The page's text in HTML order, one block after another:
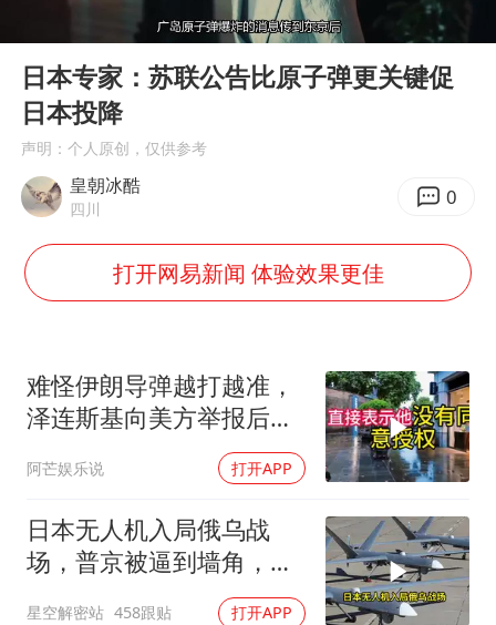
周末打虎 宋致远被查
刘浩存百花奖开幕式红裙起舞
女子网购名牌包发现是自己丢的那只
女儿为争财产堵门阻挠父亲出殡
万岁山接盘烂尾恒大文旅城
多个明星演唱会取消
习近平心系体育强国建设
Play
10:00
日本专家：苏联公告比原子弹更关键促
日本投降
声明：个人原创，仅供参考
皇朝冰酷
四川 0
打开网易新闻 体验效果更佳
难怪伊朗导弹越打越准，
泽连斯基向美方举报后，
阿芒娱乐说 打开APP
日本无人机入局俄乌战
场，普京被逼到墙角，这
场仗只剩下死战一条路
星空解密站 458跟贴 打开APP